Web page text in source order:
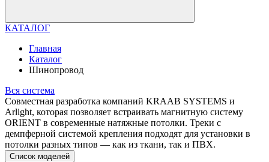
КАТАЛОГ
Главная
Каталог
Шинопровод
Вся система
Совместная разработка компаний KRAAB SYSTEMS и
Arlight, которая позволяет встраивать магнитную систему
ORIENT в современные натяжные потолки. Треки с
демпферной системой крепления подходят для установки в
потолки разных типов — как из ткани, так и ПВХ.
Список моделей